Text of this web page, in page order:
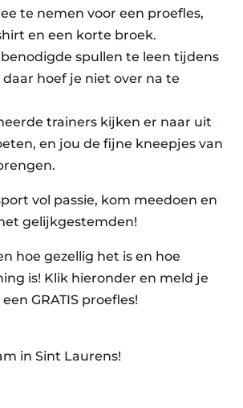
te nemen voor een proefles,
en een korte broek.
spullen te leen tijdens
daar hoef je niet over na te
trainers kijken er naar uit
en jou de fijne kneepjes van
vol passie, kom meedoen en
gelijkgestemden!
hoe gezellig het is en hoe
is! Klik hieronder en meld je
GRATIS proefles!
in Sint Laurens!